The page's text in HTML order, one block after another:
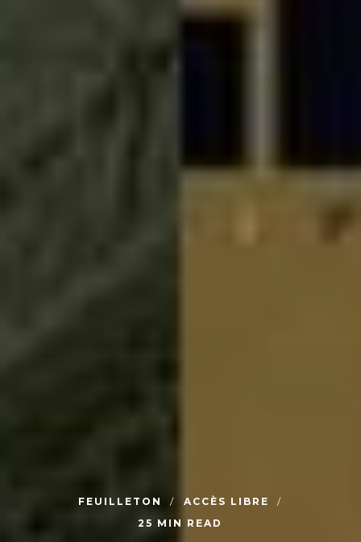
FEUILLETON
ACCÈS LIBRE
25 MIN READ